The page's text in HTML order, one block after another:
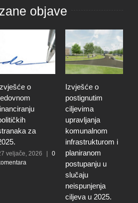
objave
o
za
veljače, 2026
0
Izvješće o
postignutim
ciljevima
upravljanja
komunalnom
infrastrukturom i
planiranom
postupanju u
slučaju
neispunjenja
ciljeva u 2025.